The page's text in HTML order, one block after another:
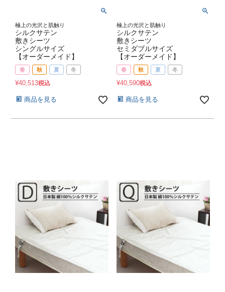
極上の光沢と肌触り
シルクサテン
敷きシーツ
シングルサイズ
【オーダーメイド】
春 秋 夏 冬
¥40,513税込
商品を見る
極上の光沢と肌触り
シルクサテン
敷きシーツ
セミダブルサイズ
【オーダーメイド】
春 秋 夏 冬
¥40,590税込
商品を見る